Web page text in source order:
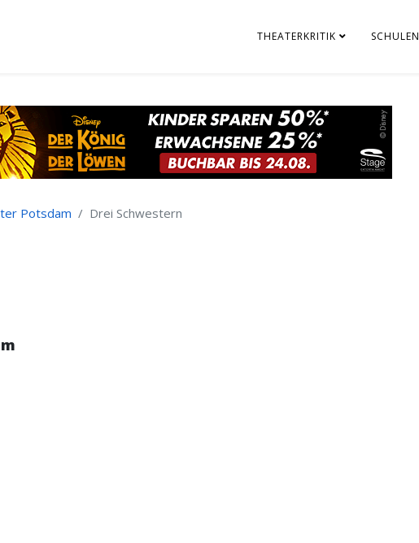
THEATERKRITIK SCHULEN
Potsdam Drei Schwestern